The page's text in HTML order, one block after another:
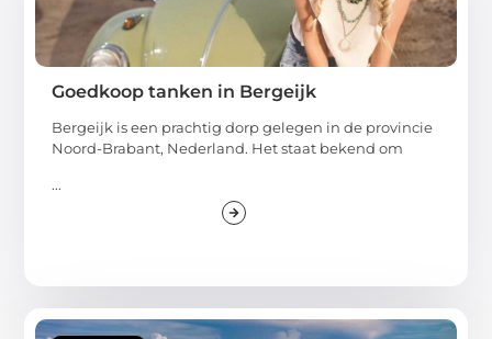
Goedkoop tanken in Bergeijk
Bergeijk is een prachtig dorp gelegen in de provincie
Noord-Brabant, Nederland. Het staat bekend om
...